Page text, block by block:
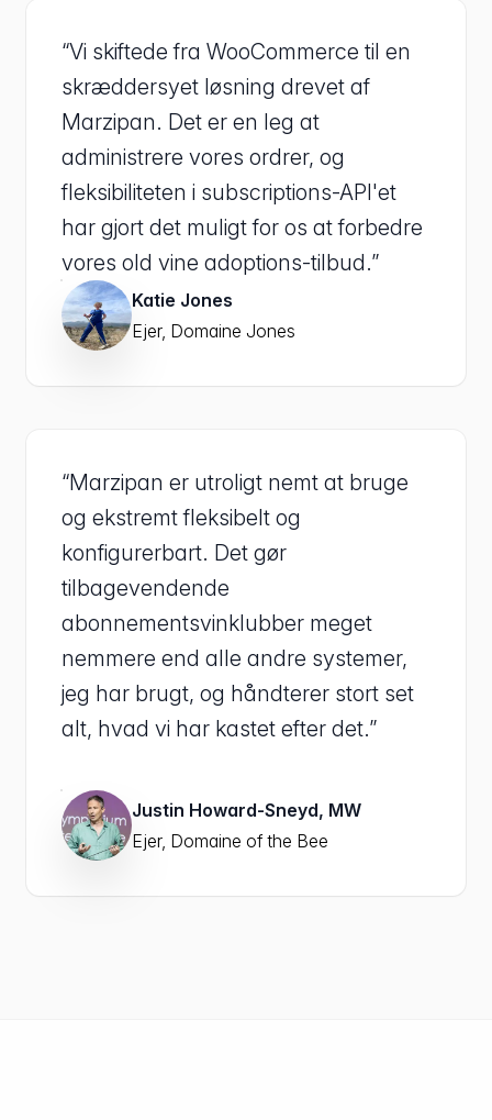
“Vi skiftede fra WooCommerce til en
skræddersyet løsning drevet af
Marzipan. Det er en leg at
administrere vores ordrer, og
fleksibiliteten i subscriptions-API'et
har gjort det muligt for os at forbedre
vores old vine adoptions-tilbud.”
Katie Jones
Ejer, Domaine Jones
“Marzipan er utroligt nemt at bruge
og ekstremt fleksibelt og
konfigurerbart. Det gør
tilbagevendende
abonnementsvinklubber meget
nemmere end alle andre systemer,
jeg har brugt, og håndterer stort set
alt, hvad vi har kastet efter det.”
Justin Howard-Sneyd, MW
Ejer, Domaine of the Bee